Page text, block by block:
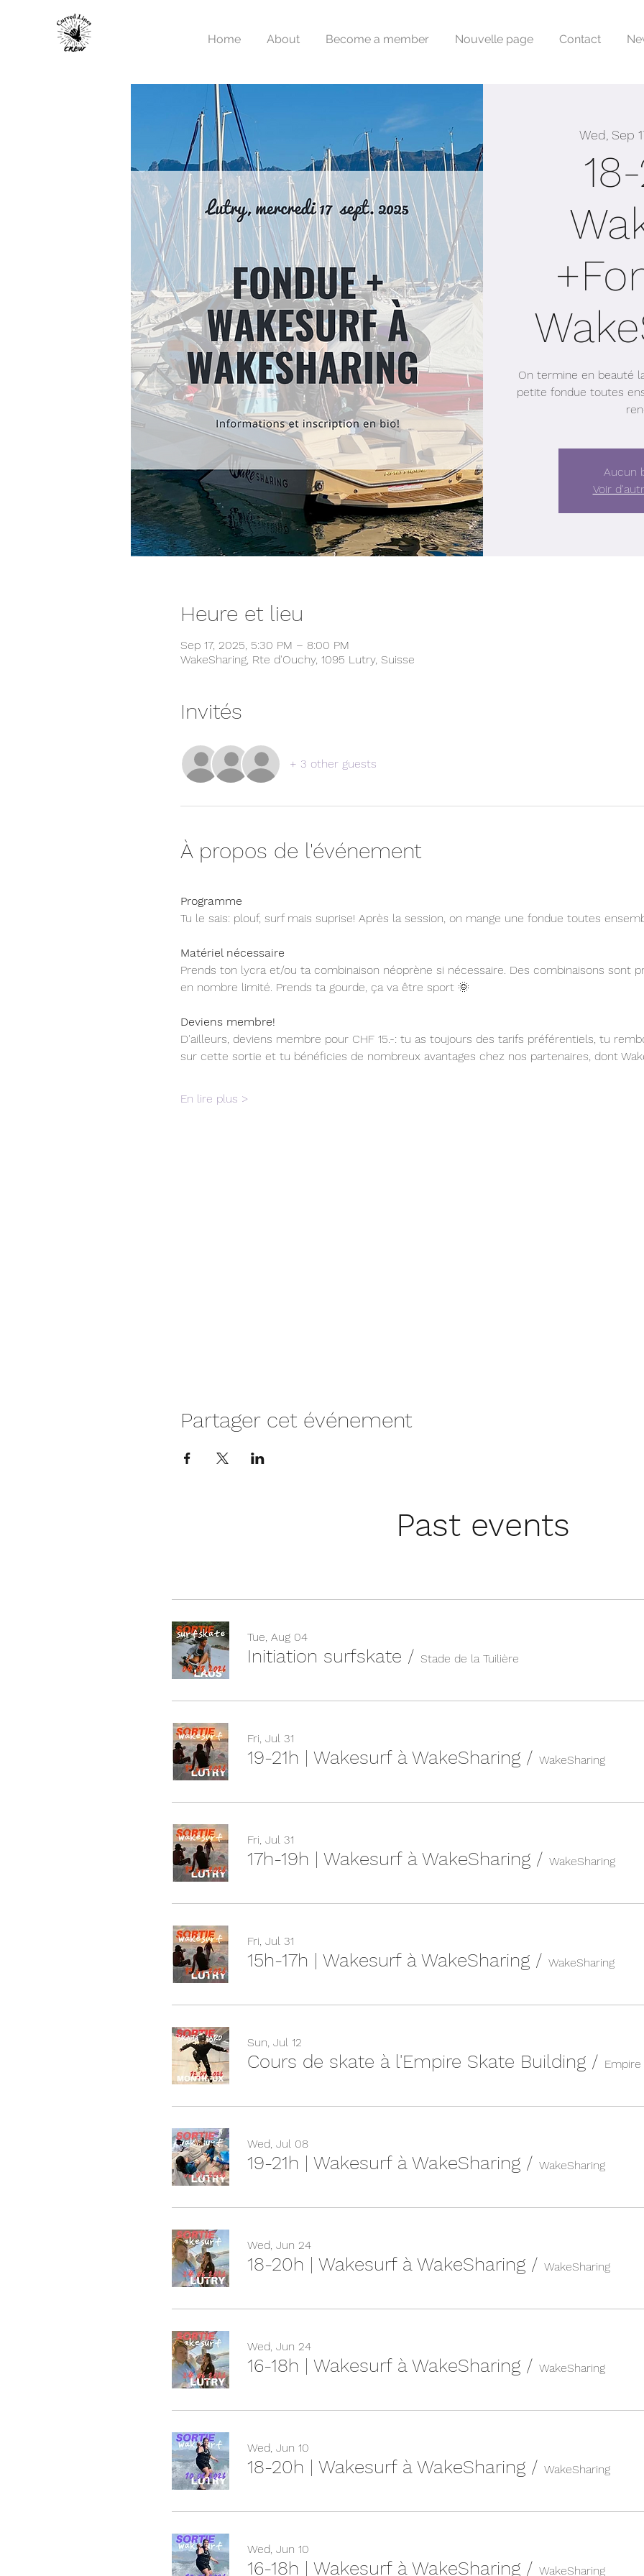
Home About Become a member Nouvelle page Contact
Wed, Sep
On termine en beauté
petite fondue toutes
Aucun
Voir
Heure et lieu
Sep 17, 2025, 5:30 PM – 8:00 PM
WakeSharing, Rte d'Ouchy, 1095 Lutry, Suisse
Invités
+ 3 other guests
À propos de l'événement
Programme
Tu le sais: plouf, surf mais suprise! Après la session, on mange une fondue toutes
Matériel nécessaire
Prends ton lycra et/ou ta combinaison néoprène si nécessaire. Des combinaisons sont
en nombre limité. Prends ta gourde, ça va être sport 🌞
Deviens membre!
D'ailleurs, deviens membre pour CHF 15.-: tu as toujours des tarifs préférentiels, tu
sur cette sortie et tu bénéficies de nombreux avantages chez nos partenaires, dont
En lire plus >
Partager cet événement
Past events
Tue, Aug 04
Initiation surfskate / Stade de la Tuilière
Fri, Jul 31
19-21h | Wakesurf à WakeSharing / WakeSharing
Fri, Jul 31
17h-19h | Wakesurf à WakeSharing / WakeSharing
Fri, Jul 31
15h-17h | Wakesurf à WakeSharing / WakeSharing
Sun, Jul 12
Cours de skate à l'Empire Skate Building /
Wed, Jul 08
19-21h | Wakesurf à WakeSharing / WakeSharing
Wed, Jun 24
18-20h | Wakesurf à WakeSharing / WakeSharing
Wed, Jun 24
16-18h | Wakesurf à WakeSharing / WakeSharing
Wed, Jun 10
18-20h | Wakesurf à WakeSharing / WakeSharing
Wed, Jun 10
16-18h | Wakesurf à WakeSharing / WakeSharing